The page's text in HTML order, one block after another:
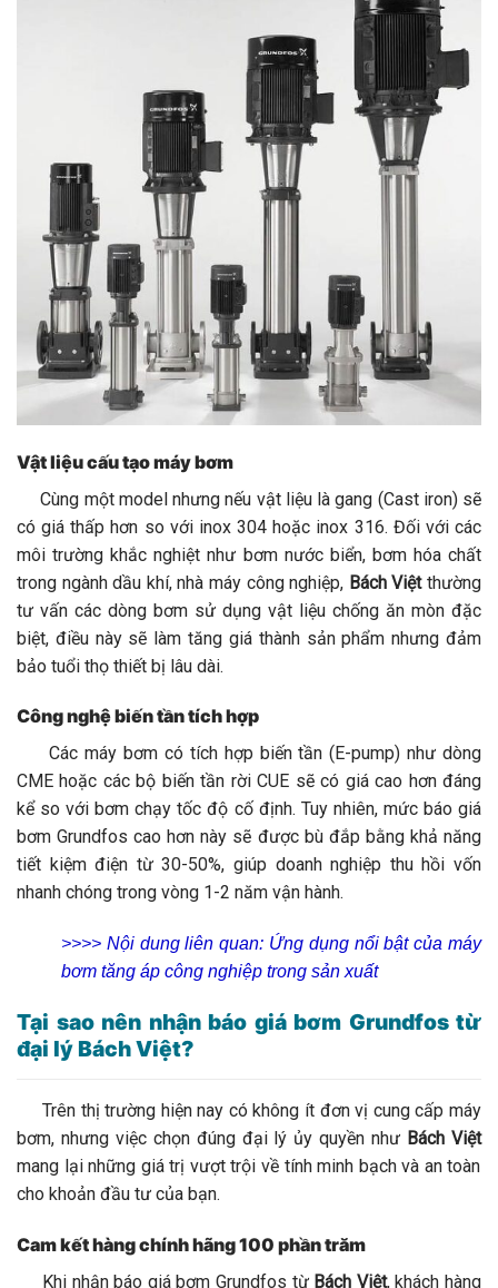
Vật liệu cấu tạo máy bơm
Cùng một model nhưng nếu vật liệu là gang (Cast iron) sẽ
có giá thấp hơn so với inox 304 hoặc inox 316. Đối với các
môi trường khắc nghiệt như bơm nước biển, bơm hóa chất
trong ngành dầu khí, nhà máy công nghiệp, Bách Việtthường
tư vấn các dòng bơm sử dụng vật liệu chống ăn mòn đặc
biệt, điều này sẽ làm tăng giá thành sản phẩm nhưng đảm
bảo tuổi thọ thiết bị lâu dài.
Công nghệ biến tần tích hợp
Các máy bơm có tích hợp biến tần (E-pump) như dòng
CME hoặc các bộ biến tần rời CUE sẽ có giá cao hơn đáng
kể so với bơm chạy tốc độ cố định. Tuy nhiên, mức báo giá
bơm Grundfos cao hơn này sẽ được bù đắp bằng khả năng
tiết kiệm điện từ 30-50%, giúp doanh nghiệp thu hồi vốn
nhanh chóng trong vòng 1-2 năm vận hành.
>>>> Nội dung liên quan: Ứng dụng nổi bật của máy
bơm tăng áp công nghiệp trong sản xuất
Tại sao nên nhận báo giá bơm Grundfos từ
đại lý Bách Việt?
Trên thị trường hiện nay có không ít đơn vị cung cấp máy
bơm, nhưng việc chọn đúng đại lý ủy quyền như Bách Việt
mang lại những giá trị vượt trội về tính minh bạch và an toàn
cho khoản đầu tư của bạn.
Cam kết hàng chính hãng 100 phần trăm
Khi nhận báo giá bơm Grundfos từ Bách Việt, khách hàng